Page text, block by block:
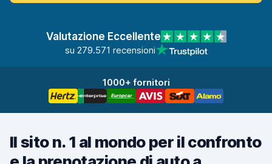
Valutazione Eccellente
su 279.571 recensioni
1000+ fornitori
Il sito n. 1 al mondo per il confronto